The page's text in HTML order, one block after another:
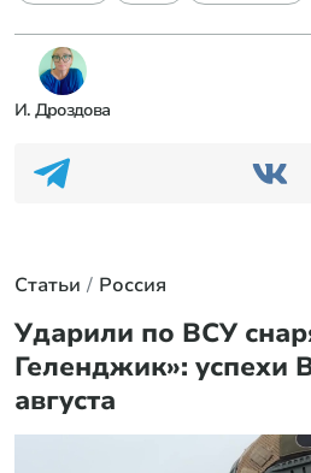
И. Дроздова
вышел Путин
Ученые предложили